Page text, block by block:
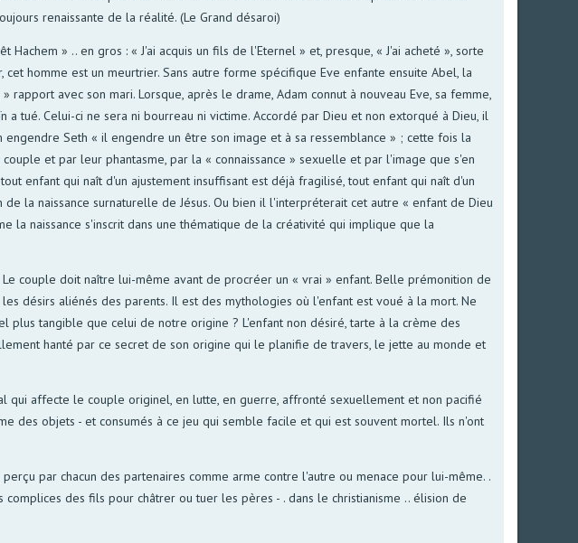
renaissante de la réalité. (Le Grand désaroi)
» .. en gros : « J'ai acquis un fils de l'Eternel » et, presque, « J'ai acheté », sorte
homme est un meurtrier. Sans autre forme spécifique Eve enfante ensuite Abel, la
avec son mari. Lorsque, après le drame, Adam connut à nouveau Eve, sa femme,
tué. Celui-ci ne sera ni bourreau ni victime. Accordé par Dieu et non extorqué à Dieu, il
Seth « il engendre un être son image et à sa ressemblance » ; cette fois la
et par leur phantasme, par la « connaissance » sexuelle et par l'image que s'en
enfant qui naît d'un ajustement insuffisant est déjà fragilisé, tout enfant qui naît d'un
la naissance surnaturelle de Jésus. Ou bien il l'interpréterait cet autre « enfant de Dieu
la naissance s'inscrit dans une thématique de la créativité qui implique que la
couple doit naître lui-même avant de procréer un « vrai » enfant. Belle prémonition de
désirs aliénés des parents. Il est des mythologies où l'enfant est voué à la mort. Ne
plus tangible que celui de notre origine ? L'enfant non désiré, tarte à la crème des
hanté par ce secret de son origine qui le planifie de travers, le jette au monde et
qui affecte le couple originel, en lutte, en guerre, affronté sexuellement et non pacifié
des objets - et consumés à ce jeu qui semble facile et qui est souvent mortel. Ils n'ont
par chacun des partenaires comme arme contre l'autre ou menace pour lui-même. .
des fils pour châtrer ou tuer les pères - . dans le christianisme .. élision de